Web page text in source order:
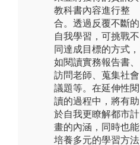
教科書內容進行整
合。透過反覆不斷的
自我學習，可挑戰不
同達成目標的方式，
如閱讀實務報告書、
訪問老師、蒐集社會
議題等。在延伸性閱
讀的過程中，將有助
於自我更瞭解都市計
畫的內涵，同時也能
培養多元的學習方法